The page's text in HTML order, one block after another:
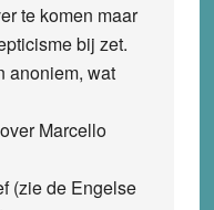
te komen maar
bij zet.
anoniem, wat
Marcello
(zie de Engelse